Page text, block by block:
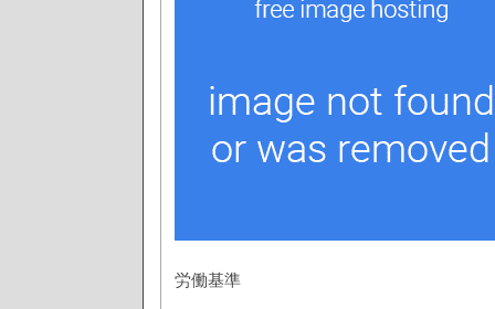
労働基準